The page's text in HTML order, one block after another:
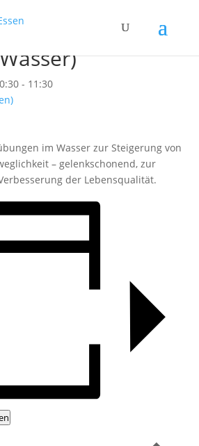
- 11:30
im Wasser zur Steigerung von
– gelenkschonend, zur
der Lebensqualität.